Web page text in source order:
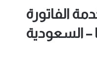
الفاتورة
– السعودية